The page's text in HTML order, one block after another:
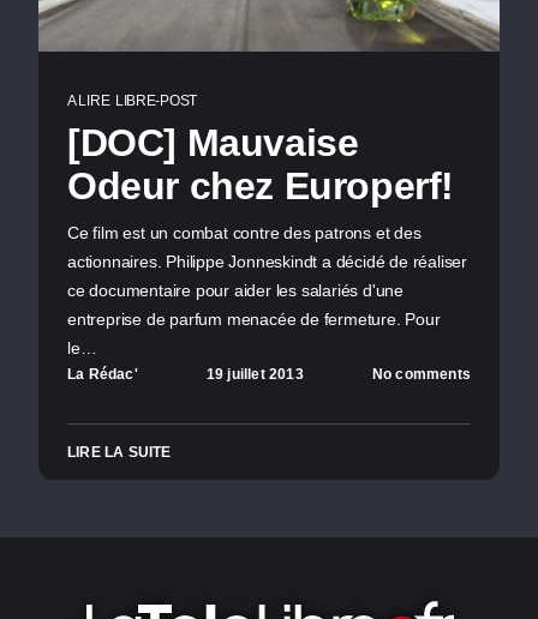
A LIRE LIBRE-POST
[DOC] Mauvaise
Odeur chez Europerf!
Ce film est un combat contre des patrons et des
actionnaires. Philippe Jonneskindt a décidé de réaliser
ce documentaire pour aider les salariés d'une
entreprise de parfum menacée de fermeture. Pour
le…
La Rédac' 19 juillet 2013 No comments
LIRE LA SUITE